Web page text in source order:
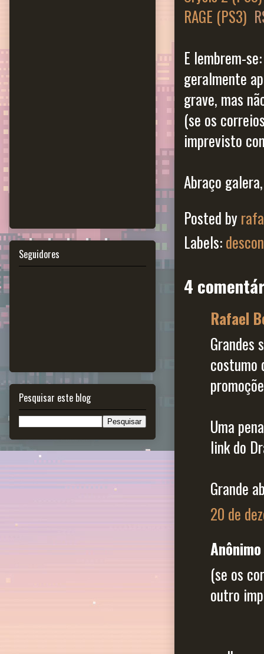
RAGE (PS3)
E lembrem-
geralmente
grave, mas
(se os
imprevisto
Abraço
Posted by
Labels:
4
Rafael
Grandes
costumo
Uma
link do
Grande
20 de
(se os
outro
Seguidores
Pesquisar este blog